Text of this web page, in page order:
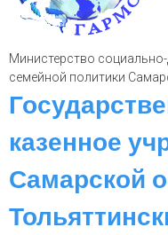
Министерство
семейной политики
казенное
Самарской